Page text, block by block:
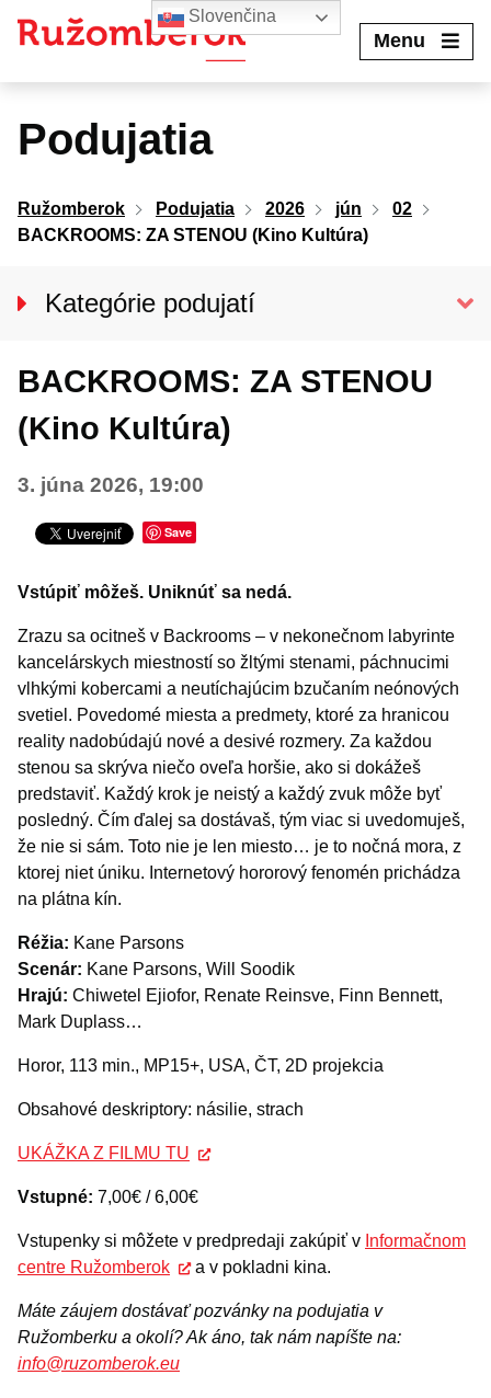
Menu
Podujatia
Ružomberok Podujatia 2026 jún
02
BACKROOMS: ZA STENOU (Kino Kultúra)
Kategórie podujatí
KINO KULTÚRA
Divadlo
Šport
Turistika
BACKROOMS: ZA STENOU
(Kino Kultúra)
3. júna 2026, 19:00
Save
Vstúpiť môžeš. Uniknúť sa nedá.
Zrazu sa ocitneš v Backrooms – v nekonečnom labyrinte
kancelárskych miestností so žltými stenami, páchnucimi
vlhkými kobercami a neutíchajúcim bzučaním neónových
svetiel. Povedomé miesta a predmety, ktoré za hranicou
reality nadobúdajú nové a desivé rozmery. Za každou
stenou sa skrýva niečo oveľa horšie, ako si dokážeš
predstaviť. Každý krok je neistý a každý zvuk môže byť
posledný. Čím ďalej sa dostávaš, tým viac si uvedomuješ,
že nie si sám. Toto nie je len miesto… je to nočná mora, z
ktorej niet úniku. Internetový hororový fenomén prichádza
na plátna kín.
Réžia: Kane Parsons
Scenár: Kane Parsons, Will Soodik
Hrajú: Chiwetel Ejiofor, Renate Reinsve, Finn Bennett,
Mark Duplass…
Horor, 113 min., MP15+, USA, ČT, 2D projekcia
Obsahové deskriptory: násilie, strach
UKÁŽKA Z FILMU TU
Vstupné: 7,00€ / 6,00€
Vstupenky si môžete v predpredaji zakúpiť v Informačnom
centre Ružomberok
a v pokladni kina.
Máte záujem dostávať pozvánky na podujatia v
Ružomberku a okolí? Ak áno, tak nám napíšte na:
info@ruzomberok.eu
Slovenčina